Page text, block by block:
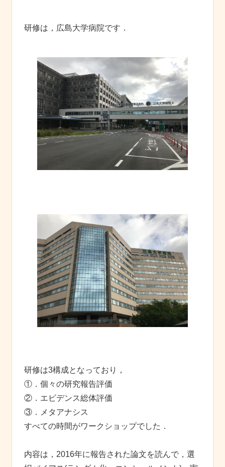
研修は，広島大学病院です．
研修は3構成となっており，
①．個々の研究報告評価
②．エビデンス総体評価
③．メタアナシス
すべての時間がワークショップでした．
内容は，2016年に報告された論文を読んで，選